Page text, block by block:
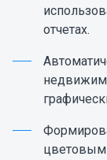
отчетах.